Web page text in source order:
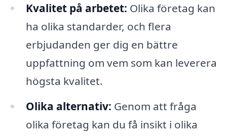
Kvalitet på arbetet: Olika företag kan
ha olika standarder, och flera
erbjudanden ger dig en bättre
uppfattning om vem som kan leverera
högsta kvalitet.
Olika alternativ: Genom att fråga
olika företag kan du få insikt i olika